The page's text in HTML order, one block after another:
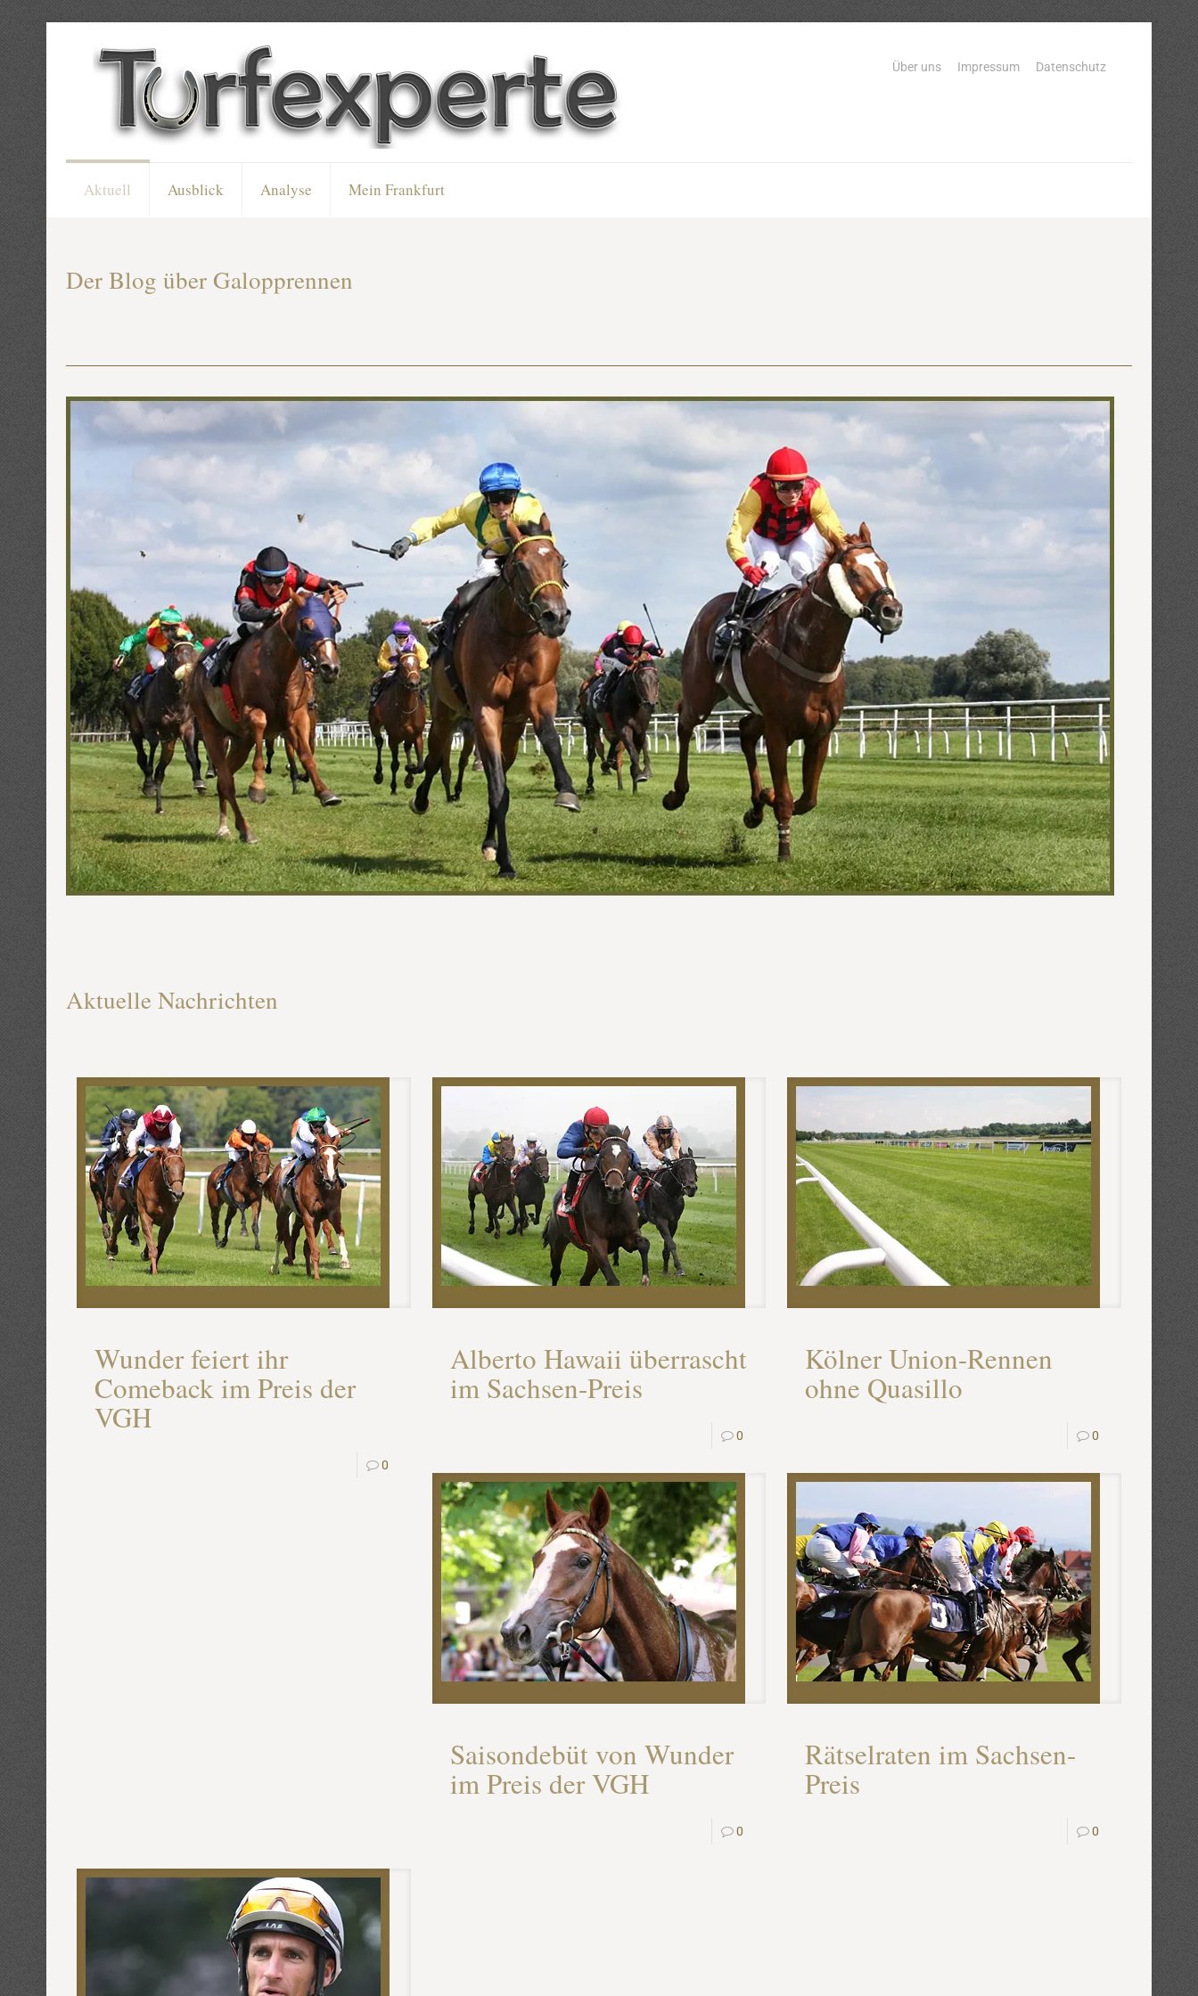
Aktuell Ausblick Analyse Mein Frankfurt
Über uns Impressum Datenschutz
Der Blog über Galopprennen
Aktuelle Nachrichten
Wunder feiert ihr
Comeback im Preis der
VGH
0
Alberto Hawaii überrascht
im Sachsen-Preis
0
Kölner Union-Rennen
ohne Quasillo
0
Saisondebüt von Wunder
im Preis der VGH
0
Rätselraten im Sachsen-
Preis
0